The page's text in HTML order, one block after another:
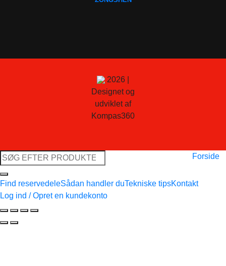
2026 |
Designet og
udviklet af
Kompas360
Søg
efter:
Forside
Find reservedeleSådan handler duTekniske tipsKontakt
Log ind / Opret en kundekonto